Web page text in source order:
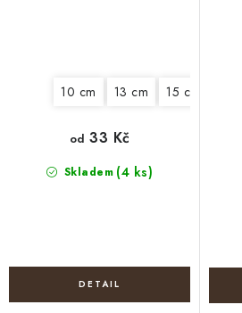
10 cm 13 cm 15 cm
Skladem (4 ks)
od 33 Kč